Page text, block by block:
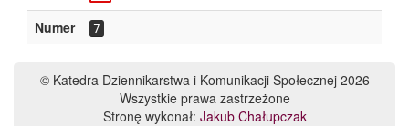
Numer 7
© Katedra Dziennikarstwa i Komunikacji Społecznej 2026
Wszystkie prawa zastrzeżone
Stronę wykonał: Jakub Chałupczak